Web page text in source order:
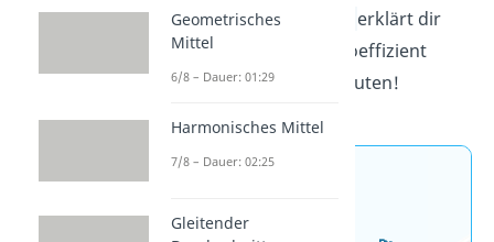
gebüffelt? Unser
erklärt dir
alles zum Kontingenzkoeffizient
effektiv in wenigen Minuten!
Wissen mit unseren
Geometrisches
Mittel
6/8 – Dauer: 01:29
Harmonisches Mittel
7/8 – Dauer: 02:25
Gleitender